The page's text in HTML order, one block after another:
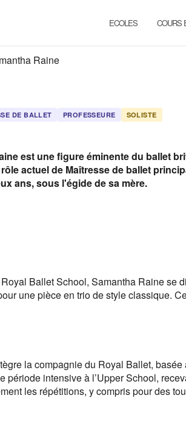
ECOLES COURS
Raine
DE BALLET PROFESSEURE SOLISTE
est une figure éminente du ballet
actuel de Maîtresse de ballet
ans, sous l'égide de sa mère.
Ballet School, Samantha Raine se
une pièce en trio de style classique.
la compagnie du Royal Ballet,
intensive à l’Upper School,
les répétitions, y compris pour des